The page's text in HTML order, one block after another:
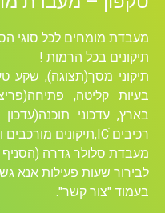
מעבדת מומחים לכל סוגי
תיקונים בכל הרמות !
תיקוני מסך(תצוגה), שקע
בעיות קליטה,
בארץ, עדכוני
רכיבים ICׁ,תיקונים מורכבים ועוד….
מעבדת סלולר גדרה
לבירור שעות פעילות אנא
בעמוד "צור קשר".